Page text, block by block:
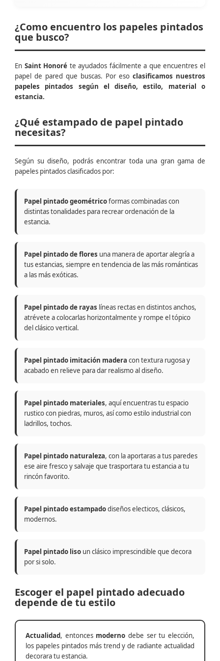
¿Como encuentro los papeles pintados
que busco?
En Saint Honoré te ayudados fácilmente a que encuentres el
papel de pared que buscas. Por eso clasificamos nuestros
papeles pintados según el diseño, estilo, material o
estancia.
¿Qué estampado de papel pintado
necesitas?
Según su diseño, podrás encontrar toda una gran gama de
papeles pintados clasificados por:
Papel pintado geométricoformas combinadas con
distintas tonalidades para recrear ordenación de la
estancia.
Papel pintado de flores una manera de aportar alegría a
tus estancias, siempre en tendencia de las más románticas
a las más exóticas.
Papel pintado de rayas líneas rectas en distintos anchos,
atrévete a colocarlas horizontalmente y rompe el tópico
del clásico vertical.
Papel pintado imitación madera con textura rugosa y
acabado en relieve para dar realismo al diseño.
Papel pintado materiales, aquí encuentras tu espacio
rustico con piedras, muros, así como estilo industrial con
ladrillos, tochos.
Papel pintado naturaleza, con la aportaras a tus paredes
ese aire fresco y salvaje que trasportara tu estancia a tu
rincón favorito.
Papel pintado estampadodiseños electicos, clásicos,
modernos.
Papel pintado liso un clásico imprescindible que decora
por si solo.
Escoger el papel pintado adecuado
depende de tu estilo
Actualidad, entonces moderno debe ser tu elección,
los papeles pintados más trend y de radiante actualidad
decorara tu estancia.